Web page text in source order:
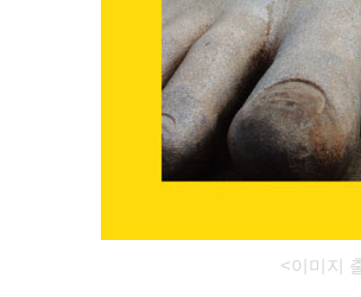
<이미지